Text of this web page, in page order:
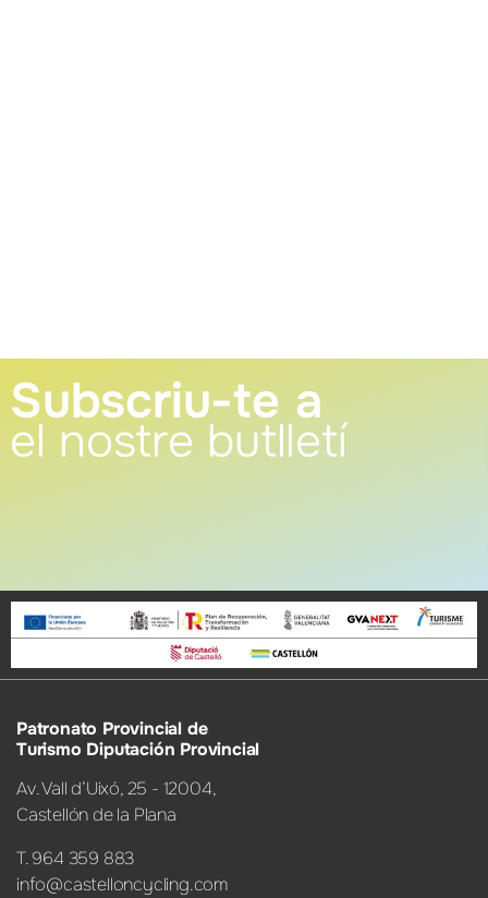
Subscriu-te a
el nostre butlletí
Patronato Provincial de
Turismo Diputación Provincial
Av. Vall d’Uixó, 25 - 12004,
Castellón de la Plana
T. 964 359 883
info@castelloncycling.com